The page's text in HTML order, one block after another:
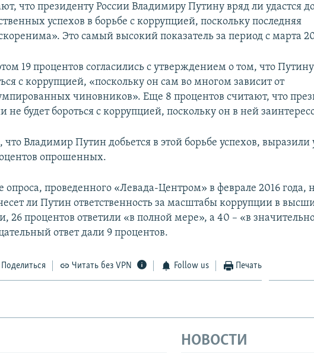
что президенту России Владимиру Путину вряд ли удастся
успехов в борьбе с коррупцией, поскольку последняя
Это самый высокий показатель за период с марта
19 процентов согласились с утверждением о том, что
с коррупцией, «поскольку он сам во многом зависит от
чиновников». Еще 8 процентов считают, что
не будет бороться с коррупцией, поскольку он в ней
что Владимир Путин добьется в этой борьбе успехов, выразили
опрошенных.
опроса, проведенного «Левада-Центром» в феврале 2016 года,
ли Путин ответственность за масштабы коррупции в
26 процентов ответили «в полной мере», а 40 – «в
ответ дали 9 процентов.
Поделиться Читать без VPN Follow us Печать
НОВОСТИ